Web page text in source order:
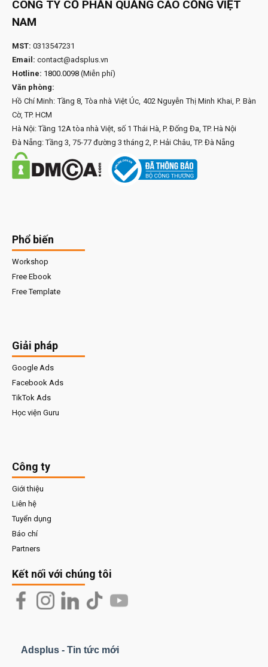
CÔNG TY CỔ PHẦN QUẢNG CÁO CỔNG VIỆT
NAM
MST: 0313547231
Email: contact@adsplus.vn
Hotline: 1800.0098 (Miễn phí)
Văn phòng:
Hồ Chí Minh: Tầng 8, Tòa nhà Việt Úc, 402 Nguyễn Thị Minh Khai, P. Bàn
Cờ, TP. HCM
Hà Nội: Tầng 12A tòa nhà Việt, số 1 Thái Hà, P. Đống Đa, TP. Hà Nội
Đà Nẵng: Tầng 3, 75-77 đường 3 tháng 2, P. Hải Châu, TP. Đà Nẵng
Phổ biến
Workshop
Free Ebook
Free Template
Giải pháp
Google Ads
Facebook Ads
TikTok Ads
Học viện Guru
Công ty
Giới thiệu
Liên hệ
Tuyển dụng
Báo chí
Partners
Kết nối với chúng tôi